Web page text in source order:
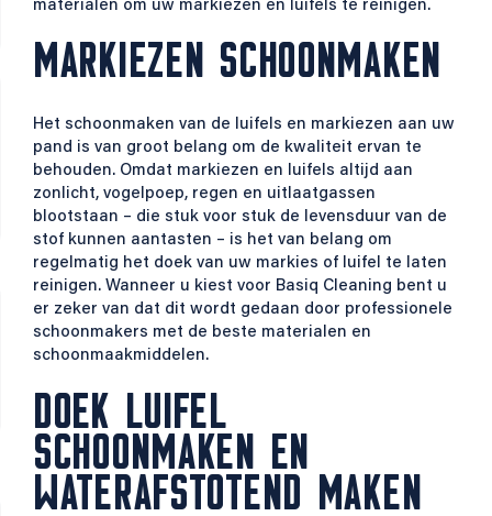
materialen om uw markiezen en luifels te reinigen.
MARKIEZEN SCHOONMAKEN
Het schoonmaken van de luifels en markiezen aan uw
pand is van groot belang om de kwaliteit ervan te
behouden. Omdat markiezen en luifels altijd aan
zonlicht, vogelpoep, regen en uitlaatgassen
blootstaan – die stuk voor stuk de levensduur van de
stof kunnen aantasten – is het van belang om
regelmatig het doek van uw markies of luifel te laten
reinigen. Wanneer u kiest voor Basiq Cleaning bent u
er zeker van dat dit wordt gedaan door professionele
schoonmakers met de beste materialen en
schoonmaakmiddelen.
DOEK LUIFEL
SCHOONMAKEN EN
WATERAFSTOTEND MAKEN